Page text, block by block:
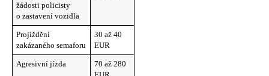
žádosti policisty
o zastavení vozidla
Projíždění
zakázaného semaforu
30 až 40
EUR
Agresivní jízda
70 až 280